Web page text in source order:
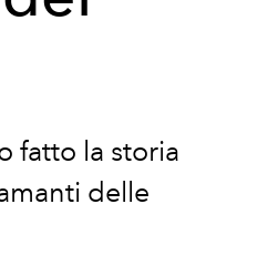
fatto la storia
delle